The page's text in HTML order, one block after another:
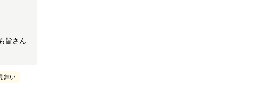
皆さん
舞い